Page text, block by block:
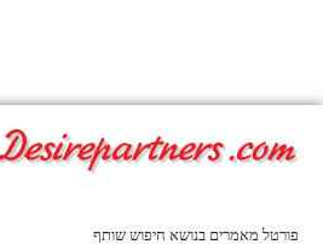
פורטל מאמרים בנושא חיפוש שותף